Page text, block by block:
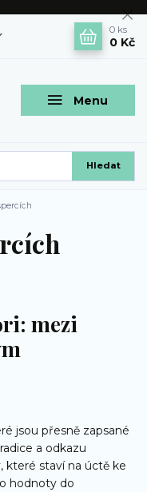
Menu
Hledat
0 ks
0 Kč
mezi
jsou přesně zapsané
a odkazu
které staví na úctě ke
hodnoty do